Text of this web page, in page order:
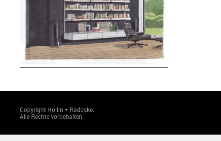
Copyright Hollin + Radoske.
Alle Rechte vorbehalten.